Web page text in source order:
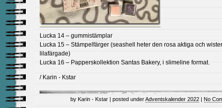
Lucka 14 – gummistämplar
Lucka 15 – Stämpelfärger (seashell heter den rosa aktiga och
lilafärgade)
Lucka 16 – Papperskollektion Santas Bakery, i slimeline format.
/ Karin - Kstar
by Karin - Kstar | posted underAdventskalender 2022 | No